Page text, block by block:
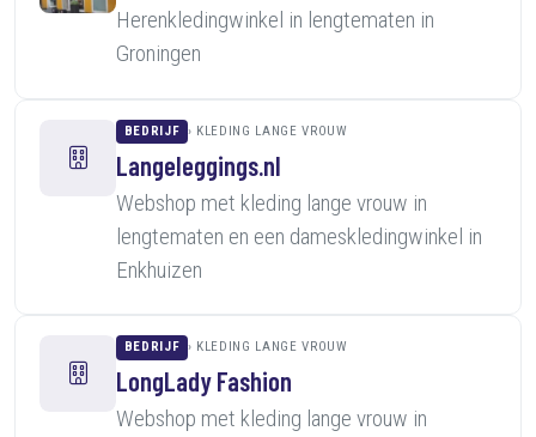
Herenkledingwinkel in lengtematen in
Groningen
BEDRIJF KLEDING LANGE VROUW
Langeleggings.nl
Webshop met kleding lange vrouw in
lengtematen en een dameskledingwinkel in
Enkhuizen
BEDRIJF KLEDING LANGE VROUW
LongLady Fashion
Webshop met kleding lange vrouw in